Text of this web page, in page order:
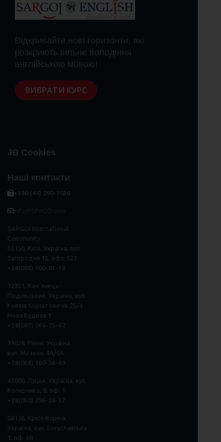
Відкривайте нові горизонти, які
розкриють вільне володіння
англійською мовою!
ВИБРАТИ КУРС
JB Cookies
Наші контакти
SARGOI International
Community
03150, Київ, Україна, вул.
Загородня 15, офіс 523
32301, Кам'янець-
Подільський, Україна, вул.
Князів Коріатовичів 25/4
Нова Будова 1
33028, Рівне, Україна,
вул. Мазепи, 4А/6А
43000, Луцьк, Україна, вул.
Коперника, 8, оф. 1
08136, Крюківщина,
Україна, вул. Богуславська
1, оф. 68